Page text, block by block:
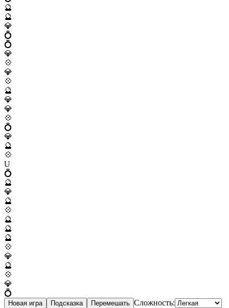
🔮
🔮
💎
💍
💍
💎
💠
💎
💠
🔮
💎
💎
💠
💍
💎
🔮
💠
U
💍
🔮
💎
🔮
💠
🔮
🔮
🔮
💠
💎
🔮
💠
💎
💍
Новая игра Подсказка Перемешать Сложность: